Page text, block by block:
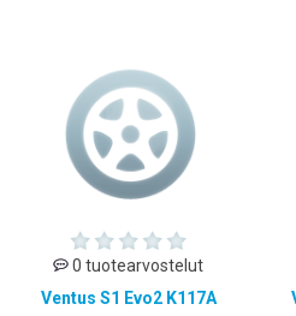
0 tuotearvostelut
Ventus S1 Evo2 K117A